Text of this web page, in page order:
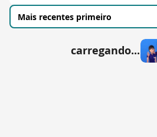
carregando...